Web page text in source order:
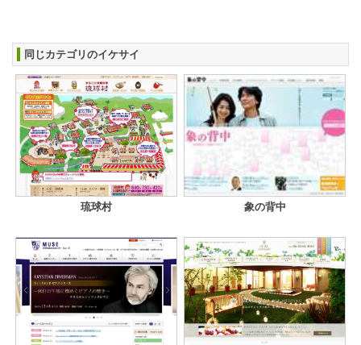
同じカテゴリのイケサイ
琉球村 象の背中